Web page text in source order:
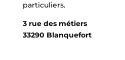
particuliers.
3 rue des métiers
33290 Blanquefort